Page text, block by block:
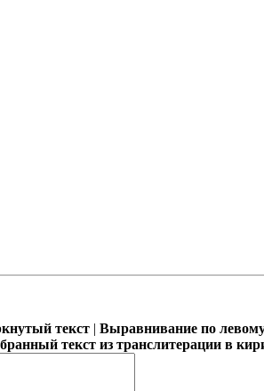
текст | Выравнивание по
текст из транслитерации в